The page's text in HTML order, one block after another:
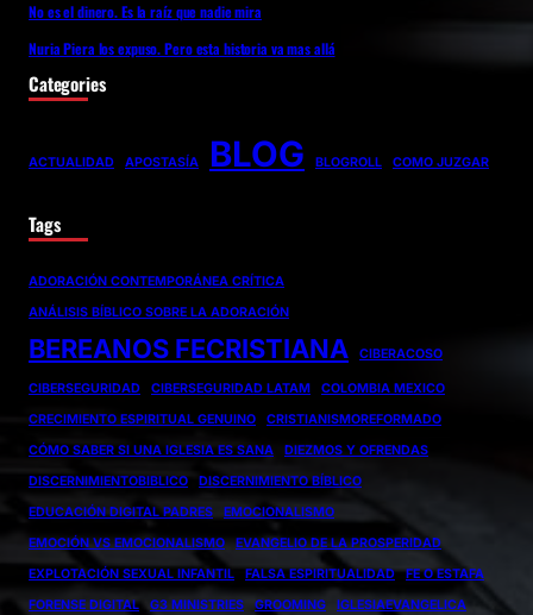
No es el dinero. Es la raíz que nadie mira
Nuria Piera los expuso. Pero esta historia va mas allá
Categories
ACTUALIDAD APOSTASÍA BLOG BLOGROLL COMO JUZGAR
Tags
ADORACIÓN CONTEMPORÁNEA CRÍTICA
ANÁLISIS BÍBLICO SOBRE LA ADORACIÓN
BEREANOS FECRISTIANA CIBERACOSO
CIBERSEGURIDAD CIBERSEGURIDAD LATAM
COLOMBIA MEXICO
CRECIMIENTO ESPIRITUAL GENUINO
CRISTIANISMOREFORMADO
CÓMO SABER SI UNA IGLESIA ES SANA
DIEZMOS Y OFRENDAS
DISCERNIMIENTOBIBLICO
DISCERNIMIENTO BÍBLICO
EDUCACIÓN DIGITAL PADRES
EMOCIONALISMO
EMOCIÓN VS EMOCIONALISMO
EVANGELIO DE LA PROSPERIDAD
EXPLOTACIÓN SEXUAL INFANTIL
FALSA ESPIRITUALIDAD
FE O ESTAFA
FORENSE DIGITAL
G3 MINISTRIES GROOMING
IGLESIAEVANGELICA